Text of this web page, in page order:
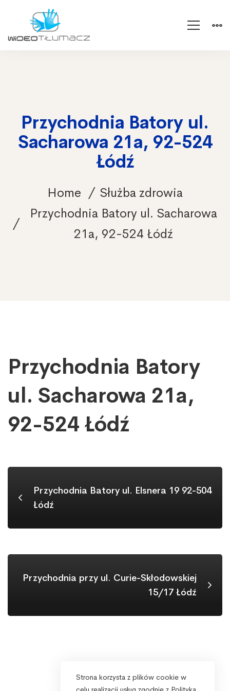
Przychodnia Batory ul.
Sacharowa 21a, 92-524
Łódź
Home
Służba zdrowia
Przychodnia Batory ul. Sacharowa
21a, 92-524 Łódź
Przychodnia
Batory
Sacharowa
21a,
92-
Przychodnia Batory
ul. Sacharowa 21a,
92-524 Łódź
Przychodnia Batory ul. Elsnera 19 92-504
Łódź
Przychodnia przy ul. Curie-Skłodowskiej
15/17 Łódź
Strona korzysta z plików cookie w